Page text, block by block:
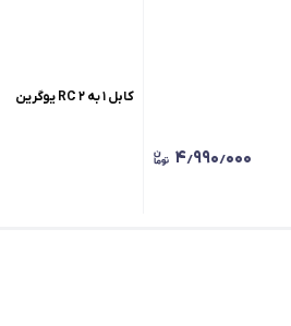
۴٫۹۹۰٫۰۰۰
کابل ۱ به ۲ RC یوگرین